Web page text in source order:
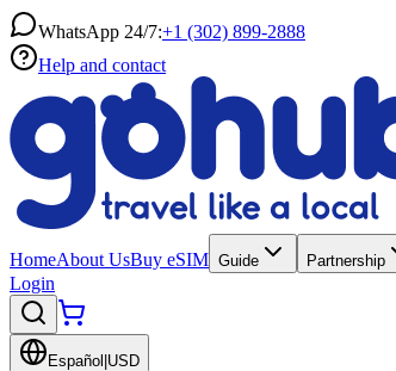
WhatsApp 24/7:+1 (302) 899-2888
Help and contact
HomeAbout UsBuy eSIM Guide Partnership
Login
Español USD